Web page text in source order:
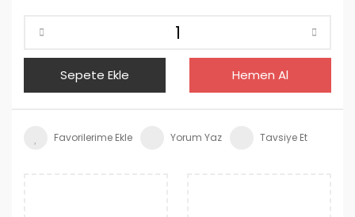
Sepete Ekle Hemen Al
Yorum Yaz Tavsiye Et